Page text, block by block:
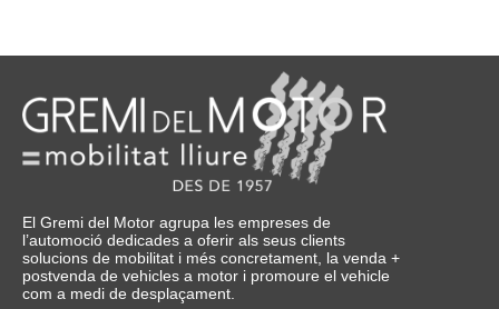
El Gremi del Motor agrupa les empreses de
l’automoció dedicades a oferir als seus clients
solucions de mobilitat i més concretament, la venda +
postvenda de vehicles a motor i promoure el vehicle
com a medi de desplaçament.